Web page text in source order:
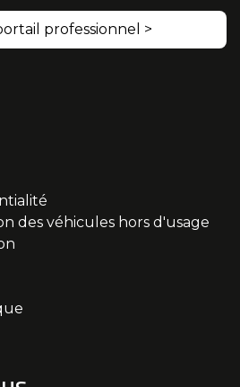
professionnel >
des véhicules hors d'usage